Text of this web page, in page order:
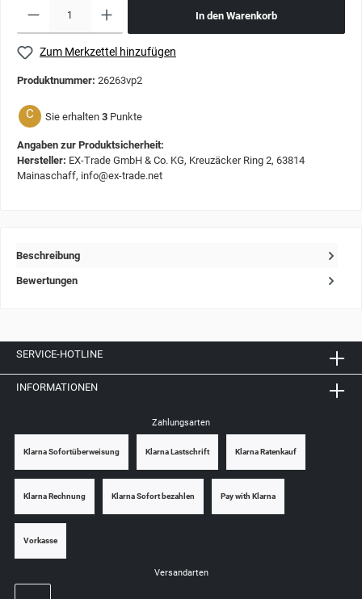
In den Warenkorb
Zum Merkzettel hinzufügen
Produktnummer: 26263vp2
C Sie erhalten 3 Punkte
Angaben zur Produktsicherheit:
Hersteller: EX-Trade GmbH & Co. KG, Kreuzäcker Ring 2, 63814
Mainaschaff, info@ex-trade.net
Beschreibung
Bewertungen
SERVICE-HOTLINE
INFORMATIONEN
Zahlungsarten
Klarna Sofortüberweisung Klarna Lastschrift Klarna Ratenkauf
Klarna Rechnung Klarna Sofort bezahlen Pay with Klarna
Vorkasse
Versandarten